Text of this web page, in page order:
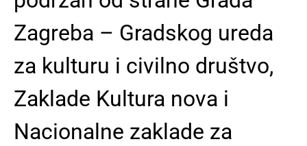
Zagreba – Gradskog ureda
za kulturu i civilno društvo,
Zaklade Kultura nova i
Nacionalne zaklade za